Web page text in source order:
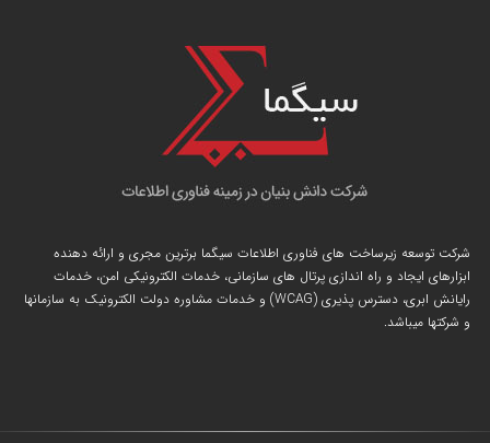
شرکت توسعه زیرساخت های فناوری اطلاعات سیگما برترین مجری و ارائه دهنده
ابزارهای ایجاد و راه اندازی پرتال های سازمانی، خدمات الکترونیکی امن، خدمات
رایانش ابری، دسترس پذیری (WCAG) و خدمات مشاوره دولت الکترونیک به سازمانها
و شرکتها میباشد.